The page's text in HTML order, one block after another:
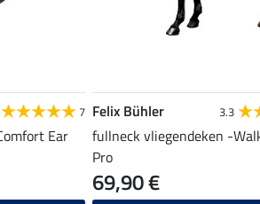
7
Ear
Felix Bühler 3.3
fullneck vliegendeken -
Pro
69,90 €